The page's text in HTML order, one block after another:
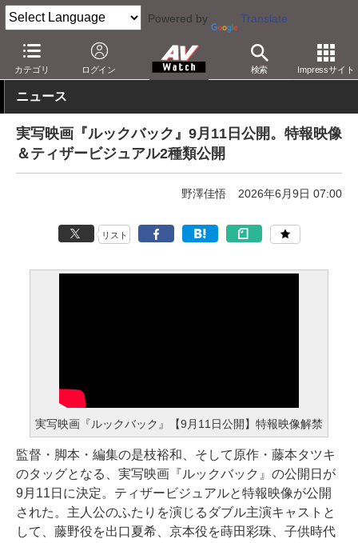
Powered by Translate
カテゴリ ログイン 検索 Impressサイト
AV Watch コンテンツ・サービス 映画 映画作品
ニュース
実写映画『ルックバック』9月11日公開。特報映像
＆ティザービジュアル2種類公開
野澤佳悟 2026年6月9日 07:00
リスト
実写映画『ルックバック』【9月11日公開】特報映像解禁
監督・脚本・編集の是枝裕和、そして原作・藤本タツキ
のタッグとなる、実写映画『ルックバック』の公開日が
9月11日に決定。ティザービジュアルと特報映像が公開
された。主人公のふたりを演じるダブル主演キャストと
して、藤野役を出口夏希、京本役を蒔田彩珠、子供時代